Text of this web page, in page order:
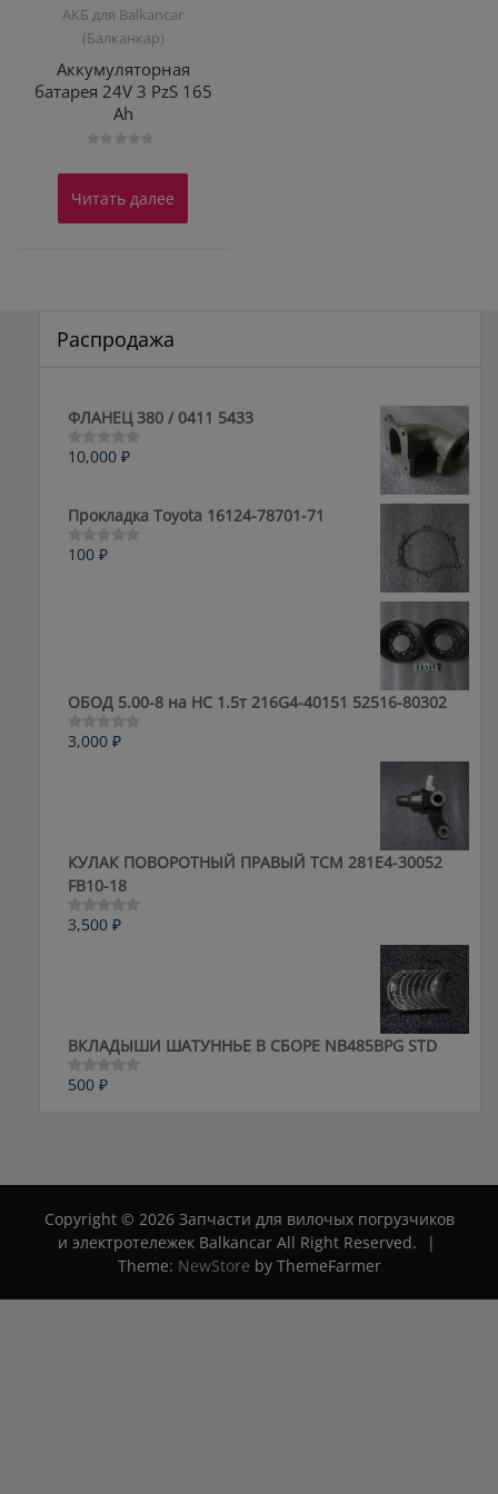
АКБ для Balkanсar
(Балканкар)
Аккумуляторная
батарея 24V 3 PzS 165
Ah
0
5
Читать далее
Распродажа
ФЛАНЕЦ 380 / 0411 5433
Оценка
5
10,000 ₽
Прокладка Toyota 16124-78701-71
Оценка
100 ₽
ОБОД 5.00-8 на HC 1.5т 216G4-40151 52516-80302
Оценка
3,000 ₽
КУЛАК ПОВОРОТНЫЙ ПРАВЫЙ ТСМ 281E4-30052
FB10-18
Оценка
3,500 ₽
ВКЛАДЫШИ ШАТУННЬЕ В СБОРЕ NB485BPG STD
Оценка
500 ₽
Copyright © 2026 Запчасти для вилочых погрузчиков
и электротележек Balkancar All Right Reserved.
|
Theme: NewStore by ThemeFarmer